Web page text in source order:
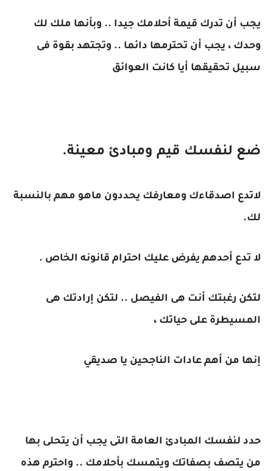
يجب أن تدرك قيمة أحلامك جيدا .. وبأنها ملك لك
وحدك ، يجب أن تحترمها دائما .. وتجتهد بقوة فى
سبيل تحقيقها أيا كانت العوائق
ضع لنفسك قيم ومبادئ معينة.
لاتدع اصدقاءك ومعارفك يحددون ماهو مهم بالنسبة
لك.
لا تدع أحدهم يفرض عليك احترام قانونه الخاص .
لتكن رغبتك أنت هى الفيصل .. لتكن إرادتك هى
المسيطرة على حياتك ،
إنها من أهم عادات الناجحين يا صديقي
حدد لنفسك المبادئ العامة التى يجب أن يتحلى بها
من يتصف بصفاتك ويتمسك بأحلامك .. واحترم هذه